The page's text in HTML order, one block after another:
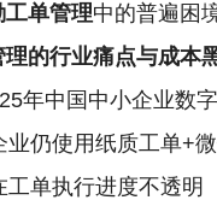
工单管理中的普遍困
的行业痛点与成本
年中国中小企业数
仍使用纸质工单+
单执行进度不透明